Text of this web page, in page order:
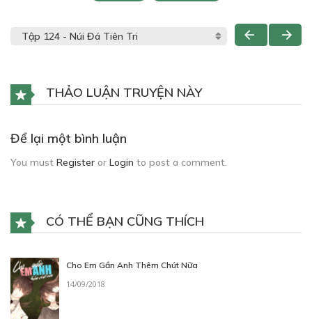
THẢO LUẬN TRUYỆN NÀY
Để lại một bình luận
You must Register or Login to post a comment.
CÓ THỂ BẠN CŨNG THÍCH
Cho Em Gần Anh Thêm Chút Nữa
14/09/2018